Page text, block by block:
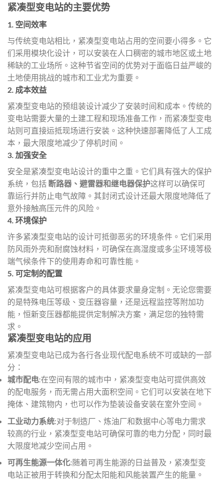
紧凑型变电站的主要优势
1. 空间效率
与传统变电站相比，紧凑型变电站占用的空间要小得多。它
们采用模块化设计，可以安装在人口稠密的城市地区或土地
稀缺的工业场所。这种节省空间的优势对于面临日益严峻的
土地使用挑战的城市和工业尤为重要。
2. 成本效益
紧凑型变电站的预组装设计减少了安装时间和成本。传统的
变电站需要大量的土建工程和现场准备工作，而紧凑型变电
站则可直接运抵现场进行安装。这种快速部署降低了人工成
本，最大限度地减少了停机时间。
3. 加强安全
安全是紧凑型变电站设计的重中之重。它们具有强大的保护
系统，包括 断路器、避雷器和继电器保护这样可以确保可
靠运行并防止电气故障。其封闭式设计还最大限度地降低了
意外接触高压元件的风险。
4. 环境保护
许多紧凑型变电站的设计可抵御恶劣的环境条件。它们采用
防风雨外壳和耐腐蚀材料，可确保在高湿度或多尘环境等极
端气候条件下的使用寿命和可靠性能。
5. 可定制的配置
紧凑型变电站可根据客户的具体要求量身定制。无论您需要
的是特殊电压等级、变压器容量，还是远程监控等附加功
能，恒新变压器都能提供定制解决方案，满足您的独特需
求。
紧凑型变电站的应用
紧凑型变电站已成为各行各业现代配电系统不可或缺的一部
分：
城市配电:在空间有限的城市中，紧凑型变电站可提供高效
的配电服务，而无需占用大面积空间。它们可以安装在地下
掩体、建筑物内，也可以作为垫装设备安装在室外空间。
工业动力系统:对于制造厂、炼油厂和数据中心等电力需求
较高的行业，紧凑型变电站可确保可靠的电力分配，同时最
大限度地减少空间占用。
可再生能源一体化:随着可再生能源的日益普及，紧凑型变
电站正被用于转换和分配太阳能和风能装置产生的能量。